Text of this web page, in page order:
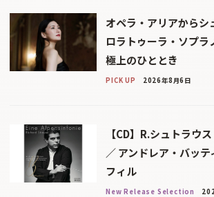
オペラ・アリアからシ
ロラトゥーラ・ソプラ
極上のひととき
PICK UP 2026年8月6日
【CD】R.シュトラウ
／ アンドレア・バッ
フィル
New Release Selection